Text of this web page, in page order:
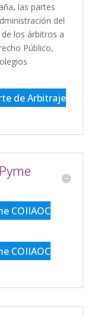
las partes
del
los árbitros a
Público,
de Arbitraje
COIIAOC
COIIAOC